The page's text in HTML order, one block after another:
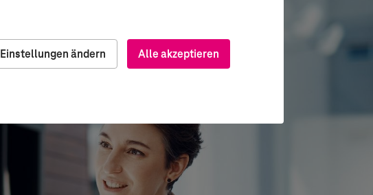
Alle akzeptieren
Einstellungen ändern